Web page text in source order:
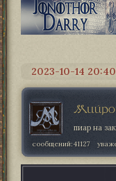
2023-10-14
пиар на
сообщений:41127